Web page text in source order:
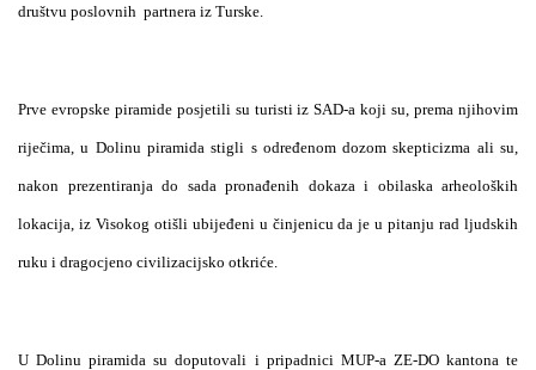
društvu poslovnih partnera iz Turske.
Prve evropske piramide posjetili su turisti iz SAD-a koji su, prema njihovim
riječima, u Dolinu piramida stigli s određenom dozom skepticizma ali su,
nakon prezentiranja do sada pronađenih dokaza i obilaska arheoloških
lokacija, iz Visokog otišli ubijeđeni u činjenicu da je u pitanju rad ljudskih
ruku i dragocjeno civilizacijsko otkriće.
U Dolinu piramida su doputovali i pripadnici MUP-a ZE-DO kantona te